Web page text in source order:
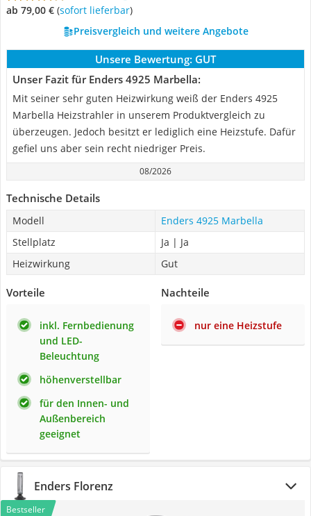
ab 79,00 € ( Sofort lieferbar)
Preisvergleich und weitere Angebote
Unsere Bewertung: GUT
Unser Fazit für Enders 4925 Marbella:
Mit seiner sehr guten Heizwirkung weiß der Enders 4925
Marbella Heizstrahler in unserem Produktvergleich zu
überzeugen. Jedoch besitzt er lediglich eine Heizstufe. Dafür
gefiel uns aber sein recht niedriger Preis.
08/2026
Technische Details
Modell
Enders 4925 Marbella
Stellplatz
Ja | Ja
Heizwirkung
Gut
Vorteile
inkl. Fernbedienung
und LED-
Beleuchtung
höhenverstellbar
für den Innen- und
Außenbereich
geeignet
Nachteile
nur eine Heizstufe
Enders Florenz
Bestseller